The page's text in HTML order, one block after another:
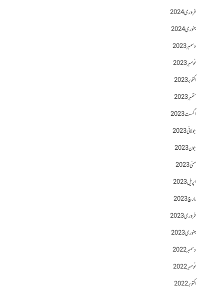
فروری 2024
جنوری 2024
دسمبر 2023
نومبر 2023
اکتوبر 2023
ستمبر 2023
اگست 2023
جولائی 2023
جون 2023
مئی 2023
اپریل 2023
مارچ 2023
فروری 2023
جنوری 2023
دسمبر 2022
نومبر 2022
اکتوبر 2022